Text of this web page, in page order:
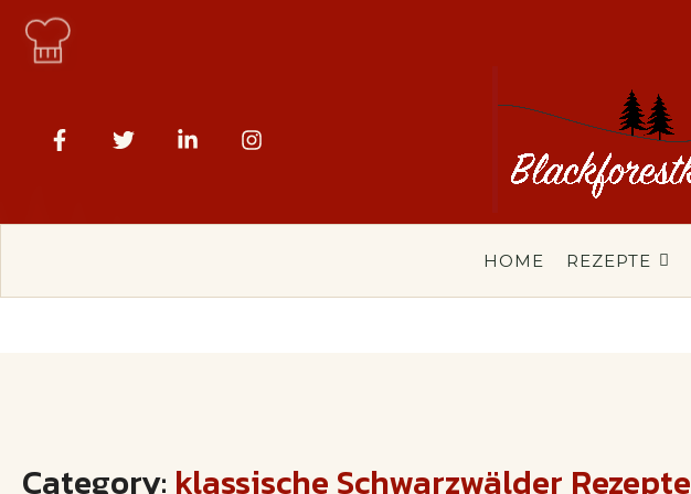
HOME REZEPTE
Category: klassische Schwarzwälder Rezepte